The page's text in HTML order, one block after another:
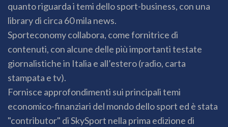
quanto riguarda i temi dello sport-business, con una
library di circa 60 mila news.
Sporteconomy collabora, come fornitrice di
contenuti, con alcune delle più importanti testate
giornalistiche in Italia e all’estero (radio, carta
stampata e tv).
Fornisce approfondimenti sui principali temi
economico-finanziari del mondo dello sport ed è stata
"contributor" di SkySport nella prima edizione di